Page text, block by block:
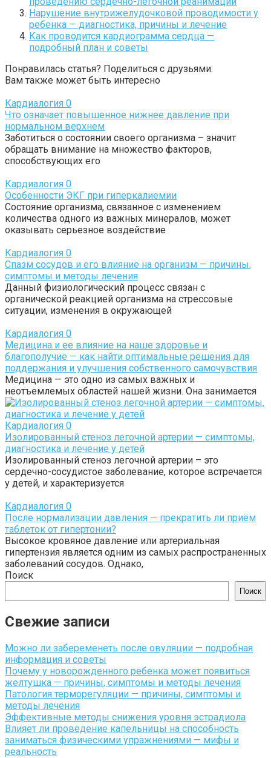
Нарушение внутрижелудочковой проводимости у
ребенка — диагностика, причины и лечение
Как проводится кардиограмма сердца —
подробный план и советы
Понравилась статья? Поделиться с друзьями:
Вам также может быть интересно
Кардиалогия 0
Что означает повышенное нижнее давление при
нормальном верхнем
Заботиться о состоянии своего организма – значит
обращать внимание на множество факторов,
способствующих его
Кардиалогия 0
Особенности ЭКГ при гиперкалиемии
Состояние организма, связанное с изменением
количества одного из важных минералов, может
оказывать серьезное воздействие
Кардиалогия 0
Спазм сосудов и его влияние на организм — причины,
симптомы и методы лечения
Данный физиологический процесс связан с
органической реакцией организма на стрессовые
ситуации, изменения в окружающей
Кардиалогия 0
Медицина и ее влияние на наше здоровье и
благополучие — как найти оптимальные решения для
поддержания и улучшения собственного самочувствия
Медицина — это одно из самых важных и
неотъемлемых областей нашей жизни. Она занимается
Кардиалогия 0
Изолированный стеноз легочной артерии — симптомы,
диагностика и лечение у детей
Изолированный стеноз легочной артерии – это
сердечно-сосудистое заболевание, которое встречается
у детей, и характеризуется
Кардиалогия 0
После нормализации давления — прекратить ли приём
таблеток от гипертонии?
Высокое кровяное давление или артериальная
гипертензия является одним из самых распространенных
заболеваний сосудов. Однако,
Поиск
Поиск
Свежие записи
Можно ли забеременеть после овуляции — подробная
информация и советы
Почему у новорожденного ребенка может появиться
желтушка — причины, симптомы и методы лечения
Патология терморегуляции — причины, симптомы и
методы лечения
Эффективные методы снижения уровня эстрадиола
Влияет ли проведение капельницы на способность
заниматься физическими упражнениями — мифы и
реальность